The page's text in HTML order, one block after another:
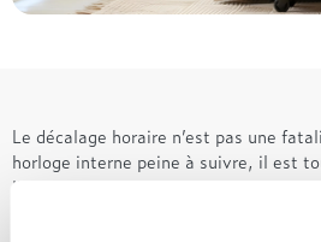
Le décalage horaire n’est pas une
horloge interne peine à suivre, il est
limiter les effets avec un peu
L’essentiel est de préparer son corps